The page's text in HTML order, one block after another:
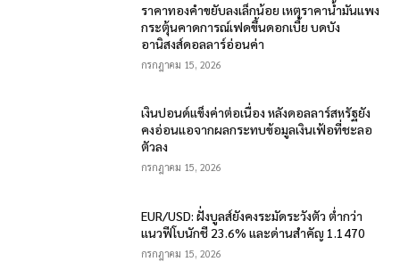
ราคาทองคำขยับลงเล็กน้อย เหตุราคาน้ำมันแพง
กระตุ้นคาดการณ์เฟดขึ้นดอกเบี้ย บดบัง
อานิสงส์ดอลลาร์อ่อนค่า
กรกฎาคม 15, 2026
เงินปอนด์แข็งค่าต่อเนื่อง หลังดอลลาร์สหรัฐยัง
คงอ่อนแอจากผลกระทบข้อมูลเงินเฟ้อที่ชะลอ
ตัวลง
กรกฎาคม 15, 2026
EUR/USD: ฝั่งบูลส์ยังคงระมัดระวังตัว ต่ำกว่า
แนวฟีโบนักชี 23.6% และด่านสำคัญ 1.1470
กรกฎาคม 15, 2026